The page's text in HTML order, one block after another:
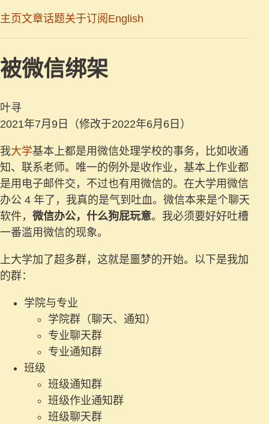
主页文章话题关于订阅 English
被微信绑架
叶寻
2021年7月9日
（修改于2022年6月6日）
我大学基本上都是用微信处理学校的事务，比如收通
知、联系老师。唯一的例外是收作业，基本上作业都
是用电子邮件交，不过也有用微信的。在大学用微信
办公 4 年了，我真的是气到吐血。微信本来是个聊天
软件， 微信办公，什么狗屁玩意。我必须要好好吐槽
一番滥用微信的现象。
上大学加了超多群，这就是噩梦的开始。以下是我加
的群：
学院与专业
学院群（聊天、通知）
专业聊天群
专业通知群
班级
班级通知群
班级作业通知群
班级聊天群